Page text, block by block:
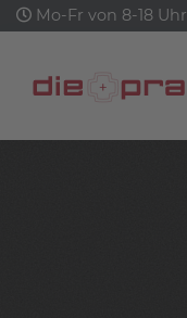
Mo-Fr von 8-18 Uhr